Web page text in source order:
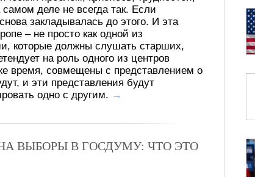
деле не всегда так. Если
закладывалась до этого. И эта
– не просто как одной из
которые должны слушать старших,
на роль одного из центров
время, совмещены с представлением о
и эти представления будут
одно с другим. →
ВЫБОРЫ В ГОСДУМУ: ЧТО ЭТО